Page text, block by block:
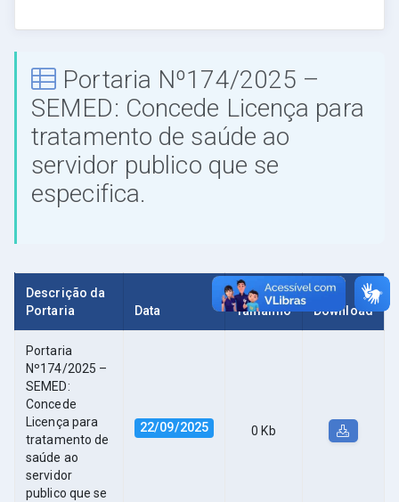
Portaria Nº174/2025 –
SEMED: Concede Licença para
tratamento de saúde ao
servidor publico que se
especifica.
Descrição da
Portaria
Data Tamanho Download
Portaria
Nº174/2025 –
SEMED:
Concede
Licença para
tratamento de
saúde ao
servidor
publico que se
22/09/2025 0 Kb